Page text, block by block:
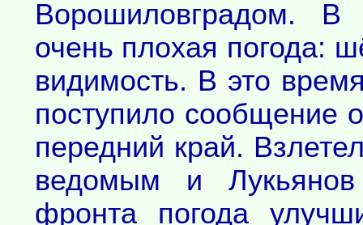
Ворошиловградом. В
очень плохая погода:
видимость. В это
поступило сообщение
передний край.
ведомым и
фронта погода